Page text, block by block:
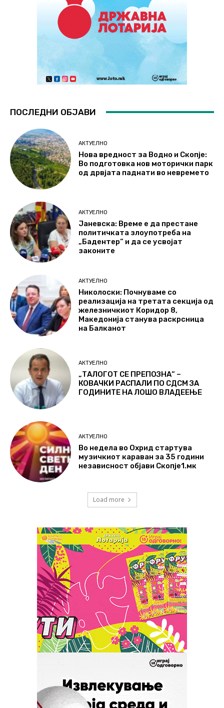
ПОСЛЕДНИ ОБЈАВИ
АКТУЕЛНО
Нова вредност за Водно и Скопје:
Во подготовка нов моторички парк
од дрвјата паднати во невремето
АКТУЕЛНО
Јаневска: Време е да престане
политичката злоупотреба на
„Бадентер“ и да се усвојат
законите
АКТУЕЛНО
Николоски: Почнуваме со
реализација на третата секција од
железничкиот Коридор 8,
Македонија станува раскрсница
на Балканот
АКТУЕЛНО
„ТАЛОГОТ СЕ ПРЕПОЗНА“ –
КОВАЧКИ РАСПАЛИ ПО СДСМ ЗА
ГОДИНИТЕ НА ЛОШО ВЛАДЕЕЊЕ
АКТУЕЛНО
Во недела во Охрид стартува
музичкиот караван за 35 години
независност објави Скопје1.мк
Load more